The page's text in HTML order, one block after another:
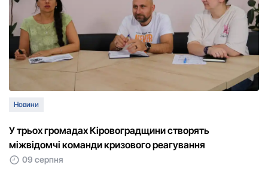
Новини
У трьох громадах Кіровоградщини створять
міжвідомчі команди кризового реагування
09 серпня